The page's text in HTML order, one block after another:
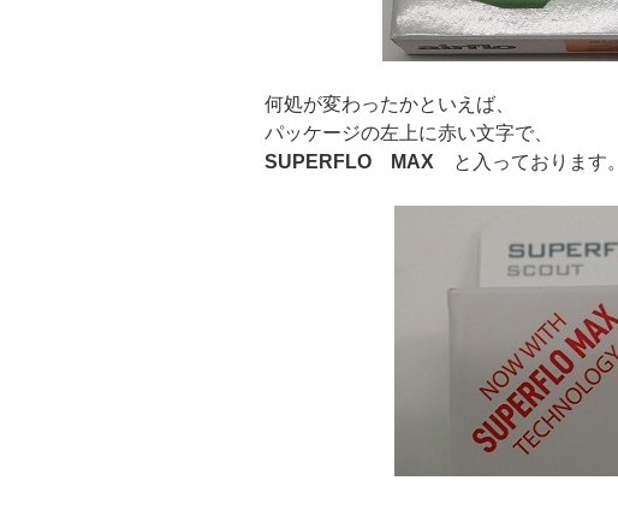
何処が変わったかといえば、
パッケージの左上に赤い文字で、
SUPERFLO MAX と入っております。